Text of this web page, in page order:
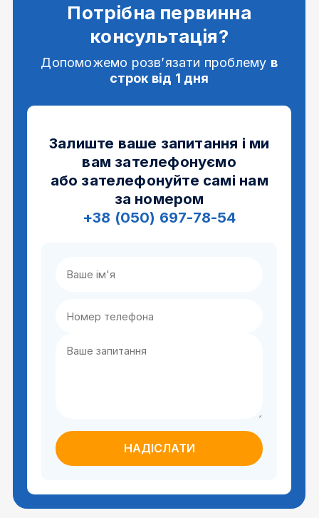
Потрібна первинна
консультація?
Допоможемо розв’язати проблему в
строк від 1 дня
Залиште ваше запитання і ми
вам зателефонуємо
або зателефонуйте самі нам
за номером
+38 (050) 697-78-54